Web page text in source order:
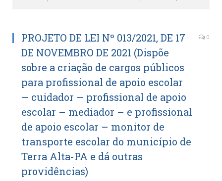
PROJETO DE LEI Nº 013/2021, DE 17
DE NOVEMBRO DE 2021 (Dispõe
sobre a criação de cargos públicos
para profissional de apoio escolar
– cuidador – profissional de apoio
escolar – mediador – e profissional
de apoio escolar – monitor de
transporte escolar do município de
Terra Alta-PA e dá outras
providências)
0